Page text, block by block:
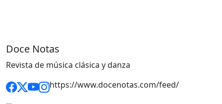
Doce Notas
Revista de música clásica y danza
https://www.docenotas.com/feed/